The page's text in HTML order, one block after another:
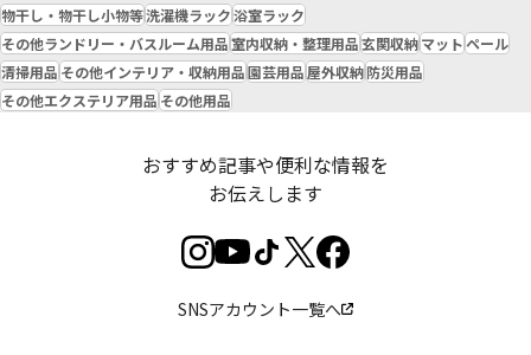
物干し・物干し小物等洗濯機ラック浴室ラック
その他ランドリー・バスルーム用品室内収納・整理用品玄関収納マットペール
清掃用品 その他インテリア・収納用品園芸用品屋外収納防災用品
その他エクステリア用品 その他用品
おすすめ記事や便利な情報を
お伝えします
SNSアカウント一覧へ